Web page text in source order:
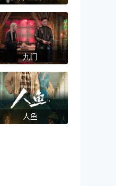
九门
人鱼